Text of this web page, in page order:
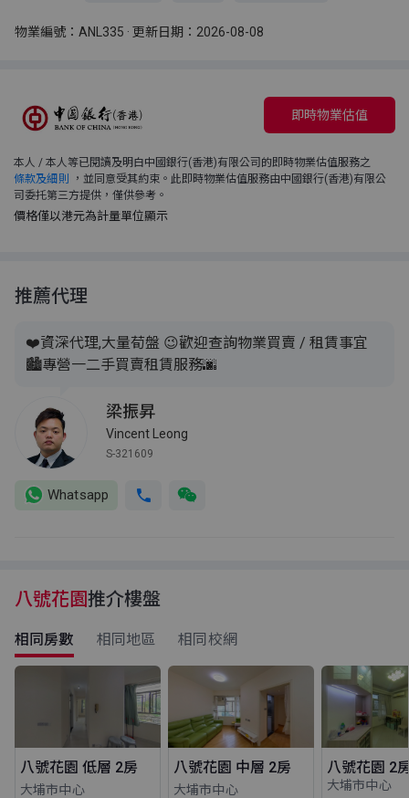
物業編號：ANL335 · 更新日期：2026-08-08
即時物業估值
本人 / 本人等已閱讀及明白中國銀行(香港)有限公司的即時物業估值服務之
條款及細則
，並同意受其約束。此即時物業估值服務由中國銀行(香港)有限公
司委托第三方提供，僅供參考。
價格僅以港元為計量單位顯示
推薦代理
❤️資深代理,大量荀盤 😉歡迎查詢物業買賣 / 租賃事宜
🏙️專營一二手買賣租賃服務🌆
梁振昇
Vincent Leong
S-321609
Whatsapp
八號花園推介樓盤
相同房數 相同地區 相同校網
八號花園 低層 2房
大埔市中心
八號花園 中層 2房
大埔市中心
八號花園 2
大埔市中心